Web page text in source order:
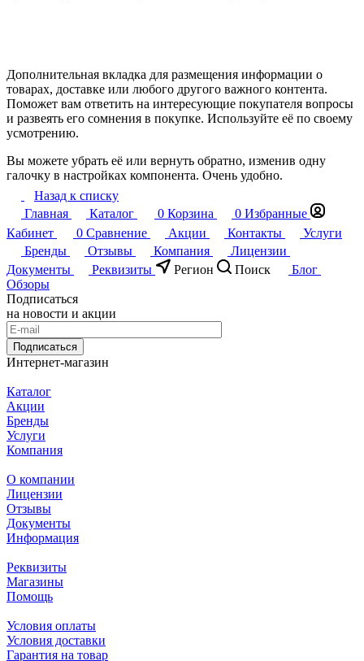
Дополнительная вкладка для размещения информации о
товарах, доставке или любого другого важного контента.
Поможет вам ответить на интересующие покупателя вопросы
и развеять его сомнения в покупке. Используйте её по своему
усмотрению.
Вы можете убрать её или вернуть обратно, изменив одну
галочку в настройках компонента. Очень удобно.
Назад к списку
Главная
Каталог 0 Корзина 0 Избранные
Кабинет
0 Сравнение Акции Контакты
Услуги
Бренды
Отзывы Компания
Лицензии
Документы
Реквизиты Регион Поиск
Блог
Обзоры
Подписаться
на новости и акции
Подписаться
Интернет-магазин
Каталог
Акции
Бренды
Услуги
Компания
О компании
Лицензии
Отзывы
Документы
Информация
Реквизиты
Магазины
Помощь
Условия оплаты
Условия доставки
Гарантия на товар